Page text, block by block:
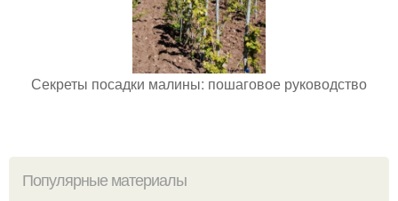
Секреты посадки малины: пошаговое руководство
Популярные материалы